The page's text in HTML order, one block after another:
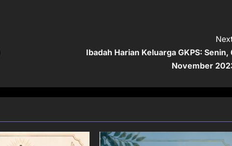
Ibadah Harian Keluarga GKPS: Senin,
November